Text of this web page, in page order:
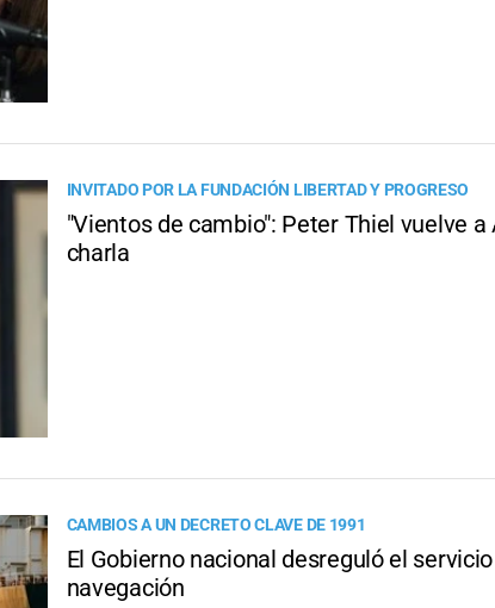
INVITADO POR LA FUNDACIÓN LIBERTAD Y PROGRESO
"Vientos de cambio": Peter Thiel vuelve
charla
CAMBIOS A UN DECRETO CLAVE DE 1991
El Gobierno nacional desreguló el
navegación